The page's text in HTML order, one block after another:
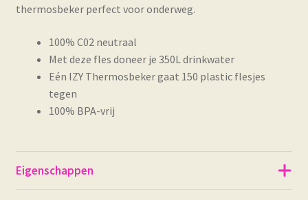
thermosbeker perfect voor onderweg.
100% C02 neutraal
Met deze fles doneer je 350L drinkwater
Eén IZY Thermosbeker gaat 150 plastic flesjes
tegen
100% BPA-vrij
Eigenschappen